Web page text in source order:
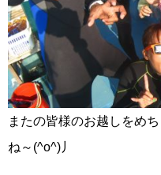
またの皆様のお越しをめ
ね～(^o^)丿